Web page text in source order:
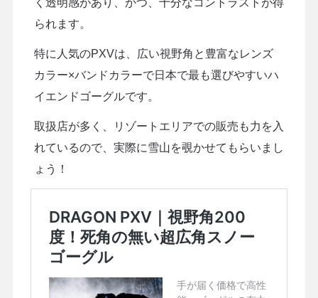
く透明感があり、かつ、十分なコントラストが得
られます。
特に人気のPXVは、広い視野角と豊富なレンズ
カラー×バンドカラーで日本で最も選びやすいハ
イエンドゴーグルです。
取扱店が多く、リゾートエリアでの販売も力を入
れているので、実際に雪山を覗かせてもらいまし
ょう！